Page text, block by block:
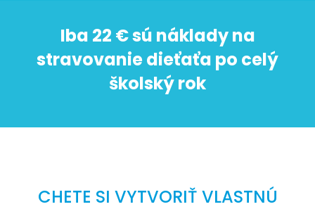
Iba 22 € sú náklady na
stravovanie dieťaťa po celý
školský rok
CHETE SI VYTVORIŤ VLASTNÚ